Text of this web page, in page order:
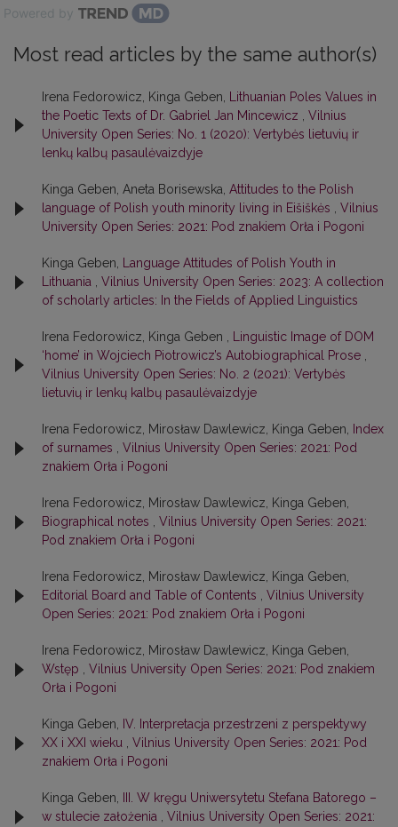
Powered by
Most read articles by the same author(s)
Irena Fedorowicz, Kinga Geben,
Lithuanian Poles Values in
the Poetic Texts of Dr. Gabriel Jan Mincewicz
Vilnius
University Open Series: No. 1 (2020): Vertybės lietuvių ir
lenkų kalbų pasaulėvaizdyje
Kinga Geben, Aneta Borisewska, Attitudes to the Polish
language of Polish youth minority living in Eišiškės
Vilnius
University Open Series: 2021: Pod znakiem Orła i Pogoni
Kinga Geben,
Language Attitudes of Polish Youth in
Lithuania
Vilnius University Open Series: 2023: A collection
of scholarly articles: In the Fields of Applied Linguistics
Irena Fedorowicz, Kinga Geben ,
Linguistic Image of DOM
‘home’ in Wojciech Piotrowicz’s Autobiographical Prose
Vilnius University Open Series: No. 2 (2021): Vertybės
lietuvių ir lenkų kalbų pasaulėvaizdyje
Irena Fedorowicz, Mirosław Dawlewicz, Kinga Geben,
Index
of surnames
Vilnius University Open Series: 2021: Pod
znakiem Orła i Pogoni
Irena Fedorowicz, Mirosław Dawlewicz, Kinga Geben,
Biographical notes
Vilnius University Open Series: 2021:
Pod znakiem Orła i Pogoni
Irena Fedorowicz, Mirosław Dawlewicz, Kinga Geben,
Editorial Board and Table of Contents
Vilnius University
Open Series: 2021: Pod znakiem Orła i Pogoni
Irena Fedorowicz, Mirosław Dawlewicz, Kinga Geben,
Wstęp
Vilnius University Open Series: 2021: Pod znakiem
Orła i Pogoni
Kinga Geben,
IV. Interpretacja przestrzeni z perspektywy
XX i XXI wieku
Vilnius University Open Series: 2021: Pod
znakiem Orła i Pogoni
Kinga Geben,
III. W kręgu Uniwersytetu Stefana Batorego –
w stulecie założenia
Vilnius University Open Series: 2021: